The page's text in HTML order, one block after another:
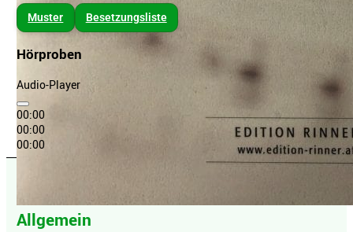
Muster Besetzungsliste
Hörproben
Audio-Player
00:00
00:00
00:00
Allgemein